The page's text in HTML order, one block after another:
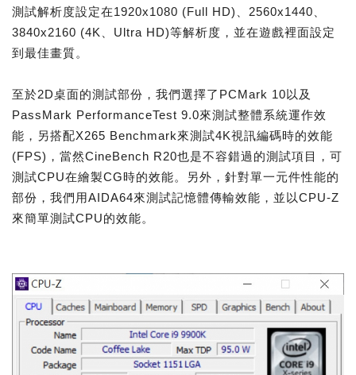
測試解析度設定在1920x1080 (Full HD)、2560x1440、
3840x2160 (4K、Ultra HD)等解析度，並在遊戲裡面設定
到最佳畫質。
至於2D桌面的測試部份，我們選擇了PCMark 10以及
PassMark PerformanceTest 9.0來測試整體系統運作效
能，另搭配X265 Benchmark來測試4K視訊編碼時的效能
(FPS)，當然CineBench R20也是不容錯過的測試項目，可
測試CPU在繪製CG時的效能。另外，針對單一元件性能的
部份，我們用AIDA64來測試記憶體傳輸效能，並以CPU-Z
來簡單測試CPU的效能。